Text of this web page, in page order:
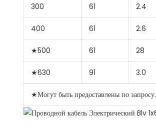
300 61 2.4
400 61 2.6
★500 61 28
★630 91 3.0
★Могут быть предоставлены по запросу.